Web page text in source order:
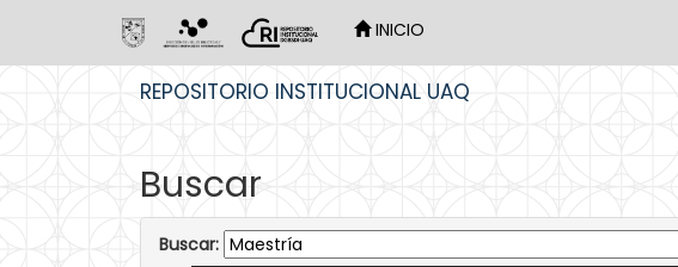
INICIO
REPOSITORIO INSTITUCIONAL UAQ
Buscar
Buscar: